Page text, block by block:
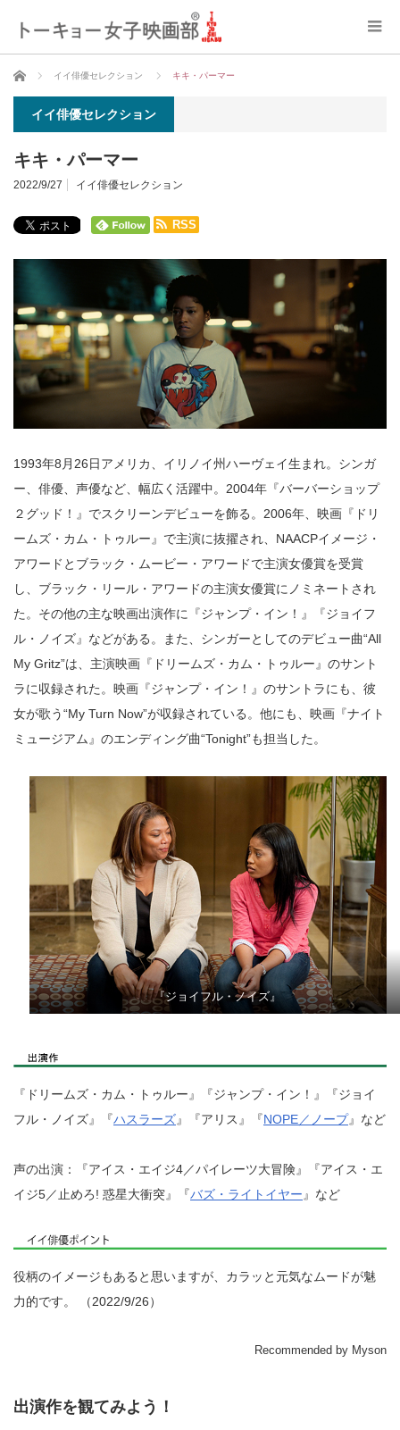
ホーム イイ俳優セレクション キキ・パーマー
イイ俳優セレクション
キキ・パーマー
2022/9/27 イイ俳優セレクション
RSS
1993年8月26日アメリカ、イリノイ州ハーヴェイ生まれ。シンガ
ー、俳優、声優など、幅広く活躍中。2004年『バーバーショップ
２グッド！』でスクリーンデビューを飾る。2006年、映画『ドリ
ームズ・カム・トゥルー』で主演に抜擢され、NAACPイメージ・
アワードとブラック・ムービー・アワードで主演女優賞を受賞
し、ブラック・リール・アワードの主演女優賞にノミネートされ
た。その他の主な映画出演作に『ジャンプ・イン！』『ジョイフ
ル・ノイズ』などがある。また、シンガーとしてのデビュー曲“All
My Gritz”は、主演映画『ドリームズ・カム・トゥルー』のサント
ラに収録された。映画『ジャンプ・イン！』のサントラにも、彼
女が歌う“My Turn Now”が収録されている。他にも、映画『ナイト
ミュージアム』のエンディング曲“Tonight”も担当した。
『ジョイフル・ノイズ』
『ドリームズ・カム・トゥルー』『ジャンプ・イン！』『ジョイ
フル・ノイズ』『ハスラーズ』『アリス』『NOPE／ノープ』など
声の出演：『アイス・エイジ4／パイレーツ大冒険』『アイス・エ
イジ5／止めろ! 惑星大衝突』『バズ・ライトイヤー』など
役柄のイメージもあると思いますが、カラッと元気なムードが魅
力的です。 （2022/9/26）
Recommended by Myson
出演作を観てみよう！